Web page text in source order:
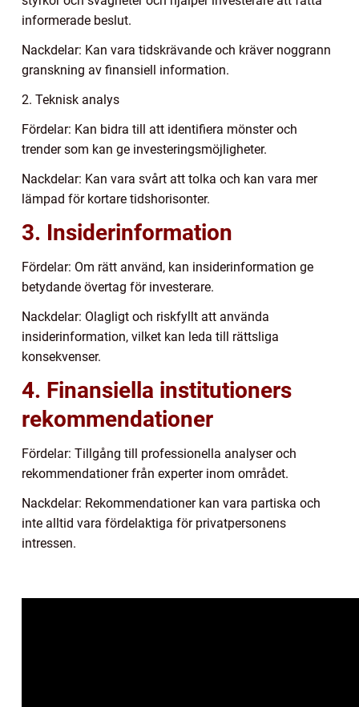
informerade beslut.
Nackdelar: Kan vara tidskrävande och kräver noggrann
granskning av finansiell information.
2. Teknisk analys
Fördelar: Kan bidra till att identifiera mönster och
trender som kan ge investeringsmöjligheter.
Nackdelar: Kan vara svårt att tolka och kan vara mer
lämpad för kortare tidshorisonter.
3. Insiderinformation
Fördelar: Om rätt använd, kan insiderinformation ge
betydande övertag för investerare.
Nackdelar: Olagligt och riskfyllt att använda
insiderinformation, vilket kan leda till rättsliga
konsekvenser.
4. Finansiella institutioners
rekommendationer
Fördelar: Tillgång till professionella analyser och
rekommendationer från experter inom området.
Nackdelar: Rekommendationer kan vara partiska och
inte alltid vara fördelaktiga för privatpersonens
intressen.